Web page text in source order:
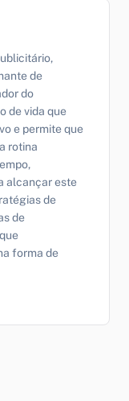
de
do
de vida que
e permite que
rotina
alcançar este
de
de
forma de